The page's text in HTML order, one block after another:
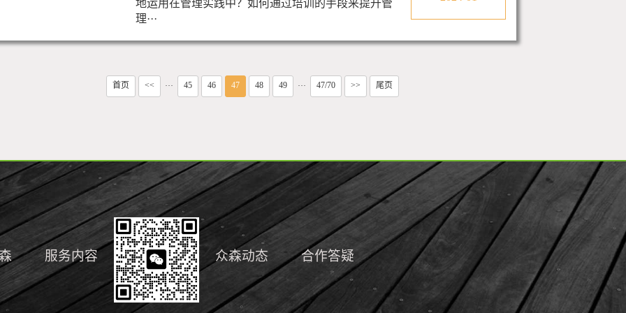
地运用在管理实践中？如何通过培训的手段来提升管
理···
首页 << ··· 45 46 47 48 49 ··· 47/70 >> 尾页
服务内容 众森动态 合作答疑